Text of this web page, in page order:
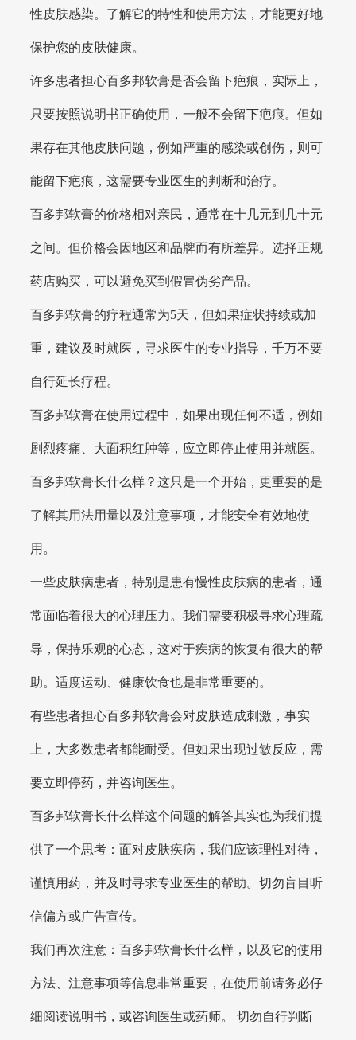
性皮肤感染。了解它的特性和使用方法，才能更好地
保护您的皮肤健康。
许多患者担心百多邦软膏是否会留下疤痕，实际上，
只要按照说明书正确使用，一般不会留下疤痕。但如
果存在其他皮肤问题，例如严重的感染或创伤，则可
能留下疤痕，这需要专业医生的判断和治疗。
百多邦软膏的价格相对亲民，通常在十几元到几十元
之间。但价格会因地区和品牌而有所差异。选择正规
药店购买，可以避免买到假冒伪劣产品。
百多邦软膏的疗程通常为5天，但如果症状持续或加
重，建议及时就医，寻求医生的专业指导，千万不要
自行延长疗程。
百多邦软膏在使用过程中，如果出现任何不适，例如
剧烈疼痛、大面积红肿等，应立即停止使用并就医。
百多邦软膏长什么样？这只是一个开始，更重要的是
了解其用法用量以及注意事项，才能安全有效地使
用。
一些皮肤病患者，特别是患有慢性皮肤病的患者，通
常面临着很大的心理压力。我们需要积极寻求心理疏
导，保持乐观的心态，这对于疾病的恢复有很大的帮
助。适度运动、健康饮食也是非常重要的。
有些患者担心百多邦软膏会对皮肤造成刺激，事实
上，大多数患者都能耐受。但如果出现过敏反应，需
要立即停药，并咨询医生。
百多邦软膏长什么样这个问题的解答其实也为我们提
供了一个思考：面对皮肤疾病，我们应该理性对待，
谨慎用药，并及时寻求专业医生的帮助。切勿盲目听
信偏方或广告宣传。
我们再次注意：百多邦软膏长什么样，以及它的使用
方法、注意事项等信息非常重要，在使用前请务必仔
细阅读说明书，或咨询医生或药师。 切勿自行判断